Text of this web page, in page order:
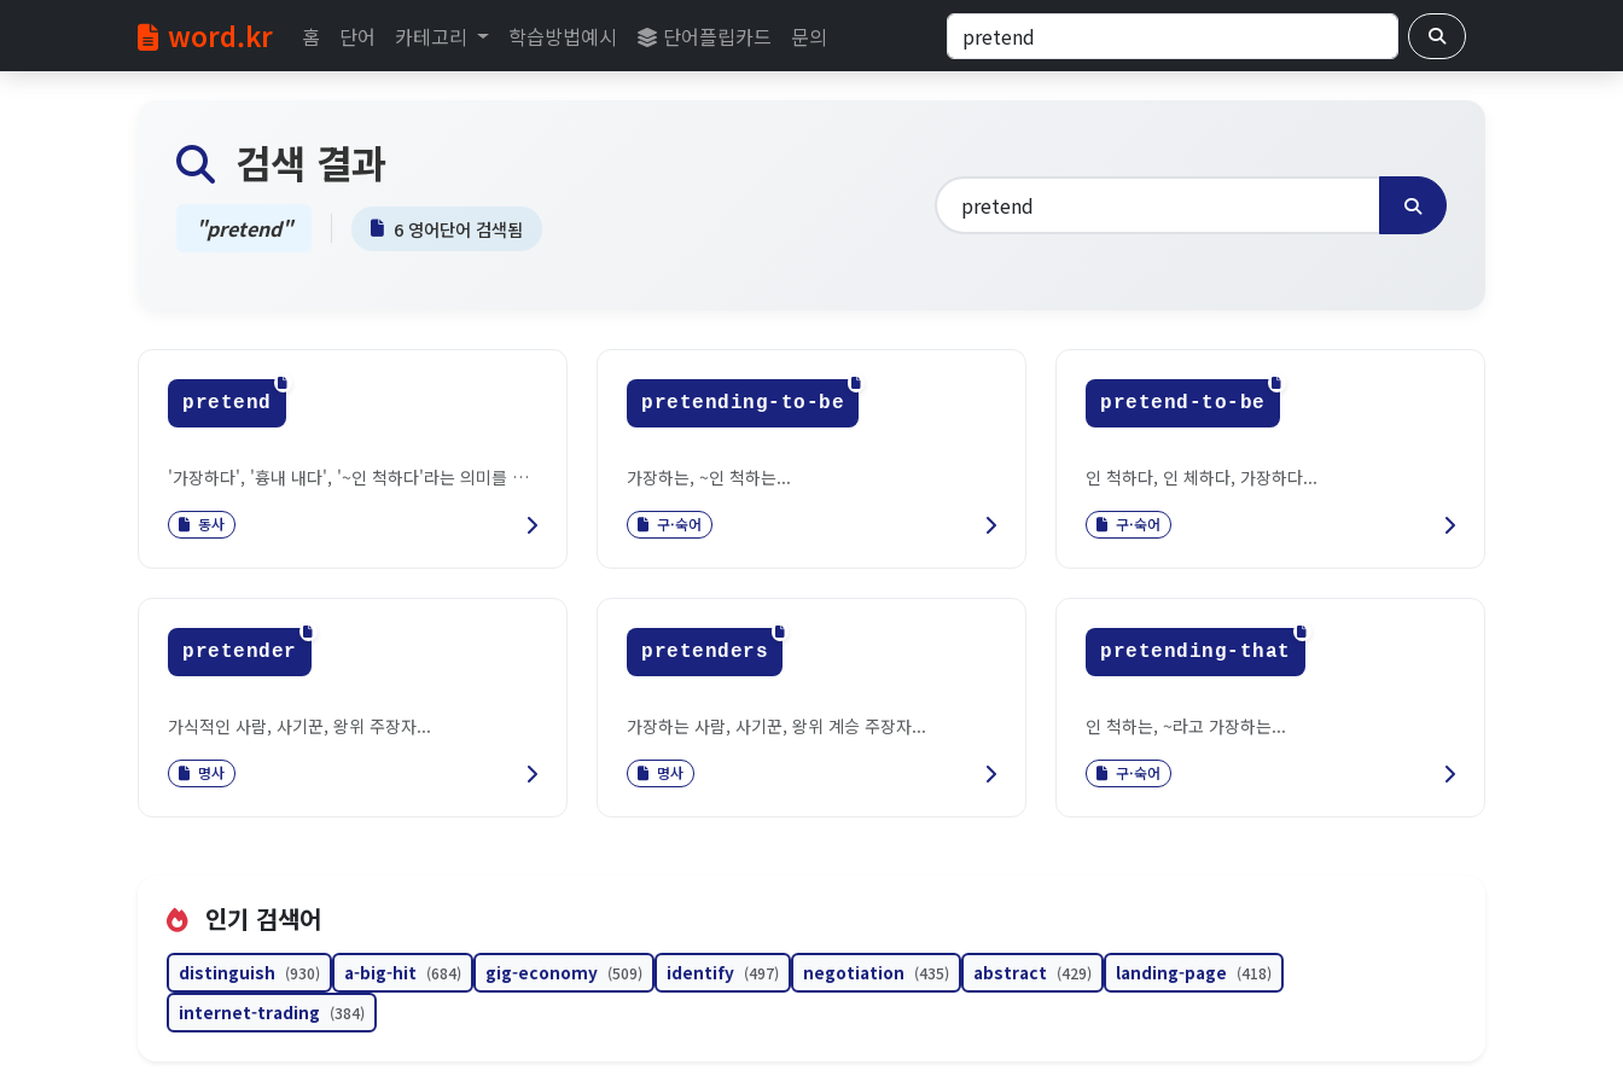
word.kr 홈 단어 카테고리 학습방법예시 단어플립카드 문의
검색 결과
"pretend" 6 영어단어 검색됨
pretend
'가장하다', '흉내 내다', '~인 척하다'라는 의미를 가진 동사입니다...
동사
pretending-to-be
가장하는, ~인 척하는...
구·숙어
pretend-to-be
인 척하다, 인 체하다, 가장하다...
구·숙어
pretender
가식적인 사람, 사기꾼, 왕위 주장자...
명사
pretenders
가장하는 사람, 사기꾼, 왕위 계승 주장자...
명사
pretending-that
인 척하는, ~라고 가장하는...
구·숙어
인기 검색어
distinguish (930) a-big-hit (684) gig-economy (509) identify (497) negotiation (435) abstract (429) landing-page (418)
internet-trading (384)